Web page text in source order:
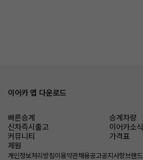
이어카 앱 다운로드
빠른승계
승계차량
신차즉시출고
이어카소식
커뮤니티
가격표
제원
개인정보처리방침이용약관채용공고공지사항브랜드